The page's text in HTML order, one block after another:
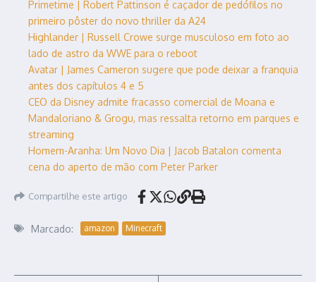
Primetime | Robert Pattinson é caçador de pedófilos no
primeiro pôster do novo thriller da A24
Highlander | Russell Crowe surge musculoso em foto ao
lado de astro da WWE para o reboot
Avatar | James Cameron sugere que pode deixar a franquia
antes dos capítulos 4 e 5
CEO da Disney admite fracasso comercial de Moana e
Mandaloriano & Grogu, mas ressalta retorno em parques e
streaming
Homem-Aranha: Um Novo Dia | Jacob Batalon comenta
cena do aperto de mão com Peter Parker
Compartilhe este artigo
Marcado: amazon Minecraft